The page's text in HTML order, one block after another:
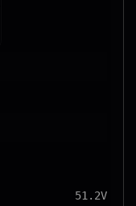
51.2V